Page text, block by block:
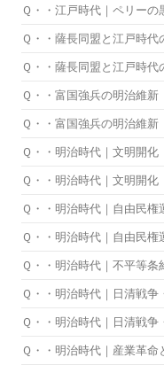
Ｑ・・江戸時代｜ペリーの
Ｑ・・薩長同盟と江戸時代
Ｑ・・薩長同盟と江戸時代
Ｑ・・富国強兵の明治維新
Ｑ・・富国強兵の明治維新
Ｑ・・明治時代｜文明開化
Ｑ・・明治時代｜文明開化
Ｑ・・明治時代｜自由民権
Ｑ・・明治時代｜自由民権
Ｑ・・明治時代｜不平等条
Ｑ・・明治時代｜日清戦争
Ｑ・・明治時代｜日清戦争
Ｑ・・明治時代｜産業革命